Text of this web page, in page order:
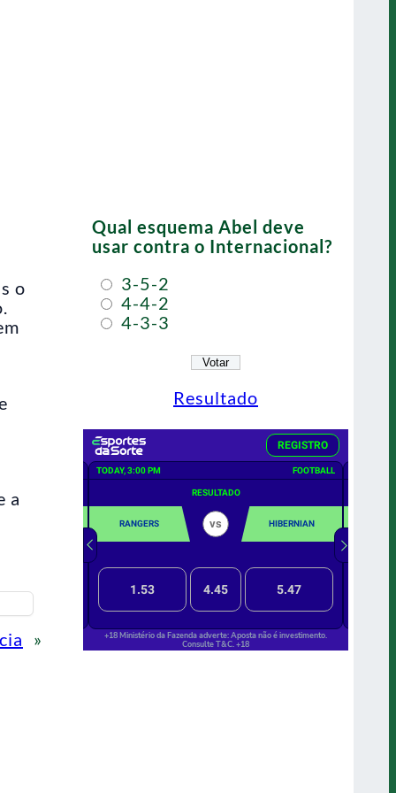
o
a
»
Qual esquema Abel deve
usar contra o Internacional?
3-5-2
4-4-2
4-3-3
Resultado